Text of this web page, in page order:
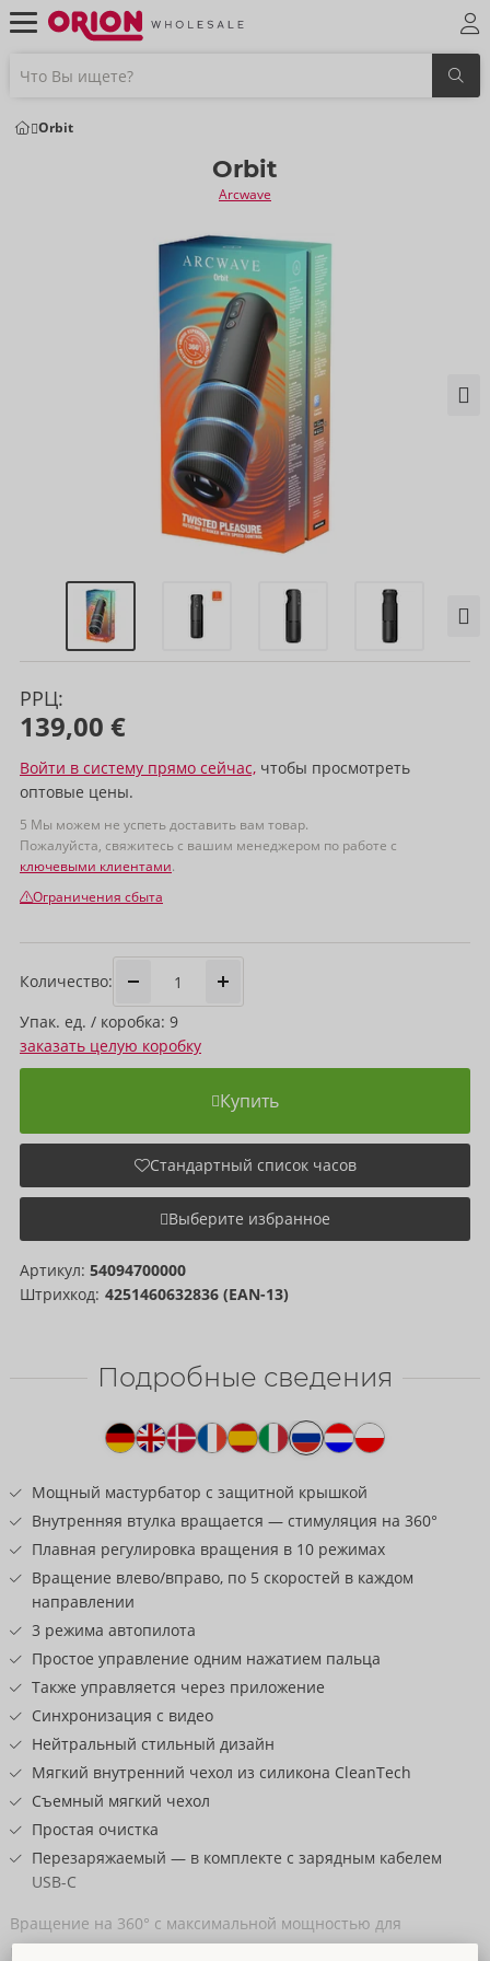
Orbit
Orbit
Arcwave
РРЦ:
139,00 €
Войти в систему прямо сейчас, чтобы просмотреть
оптовые цены.
5 Мы можем не успеть доставить вам товар.
Пожалуйста, свяжитесь с вашим менеджером по работе с
ключевыми клиентами.
Ограничения сбыта
Количество:
Упак. ед. / коробка: 9
заказать целую коробку
Купить
Стандартный список часов
Выберите избранное
Артикул: 54094700000
Штрихкод: 4251460632836 (EAN-13)
Подробные сведения
товару
Мощный мастурбатор с защитной крышкой
Внутренняя втулка вращается — стимуляция на 360°
Плавная регулировка вращения в 10 режимах
Вращение влево/вправо, по 5 скоростей в каждом
направлении
3 режима автопилота
Простое управление одним нажатием пальца
Также управляется через приложение
Синхронизация с видео
Нейтральный стильный дизайн
Мягкий внутренний чехол из силикона CleanTech
Съемный мягкий чехол
Простая очистка
Перезаряжаемый — в комплекте с зарядным кабелем
USB-C
Вращение на 360° с максимальной мощностью для
интенсивной стимуляции!